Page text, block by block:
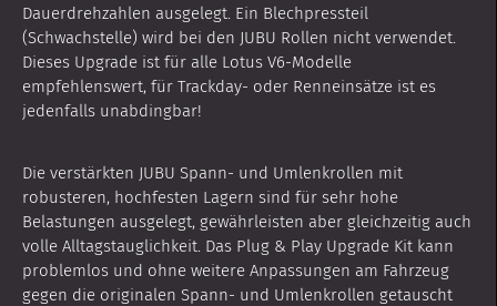
Dauerdrehzahlen ausgelegt. Ein Blechpressteil
(Schwachstelle) wird bei den JUBU Rollen nicht verwendet.
Dieses Upgrade ist für alle Lotus V6-Modelle
empfehlenswert, für Trackday- oder Renneinsätze ist es
jedenfalls unabdingbar!
Die verstärkten JUBU Spann- und Umlenkrollen mit
robusteren, hochfesten Lagern sind für sehr hohe
Belastungen ausgelegt, gewährleisten aber gleichzeitig auch
volle Alltagstauglichkeit. Das Plug & Play Upgrade Kit kann
problemlos und ohne weitere Anpassungen am Fahrzeug
gegen die originalen Spann- und Umlenkrollen getauscht